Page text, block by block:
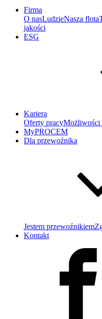
Firma
O nasLudzieNasza flota
jakości
ESG
Kariera
Oferty pracyMożliwości
MyPROCEM
Dla przewoźnika
Jestem przewoźnikiem
Kontakt